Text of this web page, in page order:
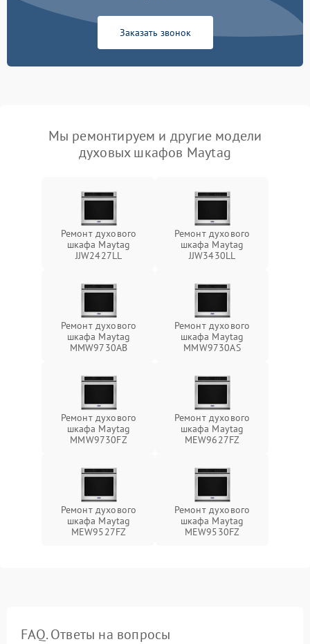
Заказать звонок
Мы ремонтируем и другие модели
духовых шкафов Maytag
Ремонт духового
шкафа Maytag
JJW2427LL
Ремонт духового
шкафа Maytag
JJW3430LL
Ремонт духового
шкафа Maytag
MMW9730AB
Ремонт духового
шкафа Maytag
MMW9730AS
Ремонт духового
шкафа Maytag
MMW9730FZ
Ремонт духового
шкафа Maytag
MEW9627FZ
Ремонт духового
шкафа Maytag
MEW9527FZ
Ремонт духового
шкафа Maytag
MEW9530FZ
FAQ. Ответы на вопросы